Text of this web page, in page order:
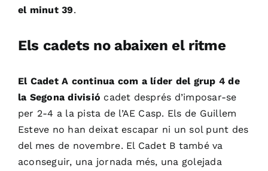
el minut 39.
Els cadets no abaixen el ritme
El Cadet A continua com a líder del grup 4 de
la Segona divisió cadet després d’imposar-se
per 2-4 a la pista de l’AE Casp. Els de Guillem
Esteve no han deixat escapar ni un sol punt des
del mes de novembre. El Cadet B també va
aconseguir, una jornada més, una golejada